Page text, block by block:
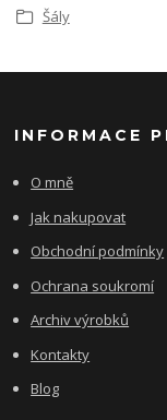
Šály
INFORMACE
O mně
Jak nakupovat
Obchodní podmínky
Ochrana soukromí
Archiv výrobků
Kontakty
Blog